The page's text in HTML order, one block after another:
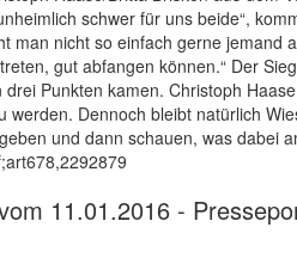
schwer für uns beide“,
nicht so einfach gerne jemand
gut abfangen können.“ Der
Punkten kamen. Christoph
Dennoch bleibt natürlich
und dann schauen, was dabei
11.01.2016 -